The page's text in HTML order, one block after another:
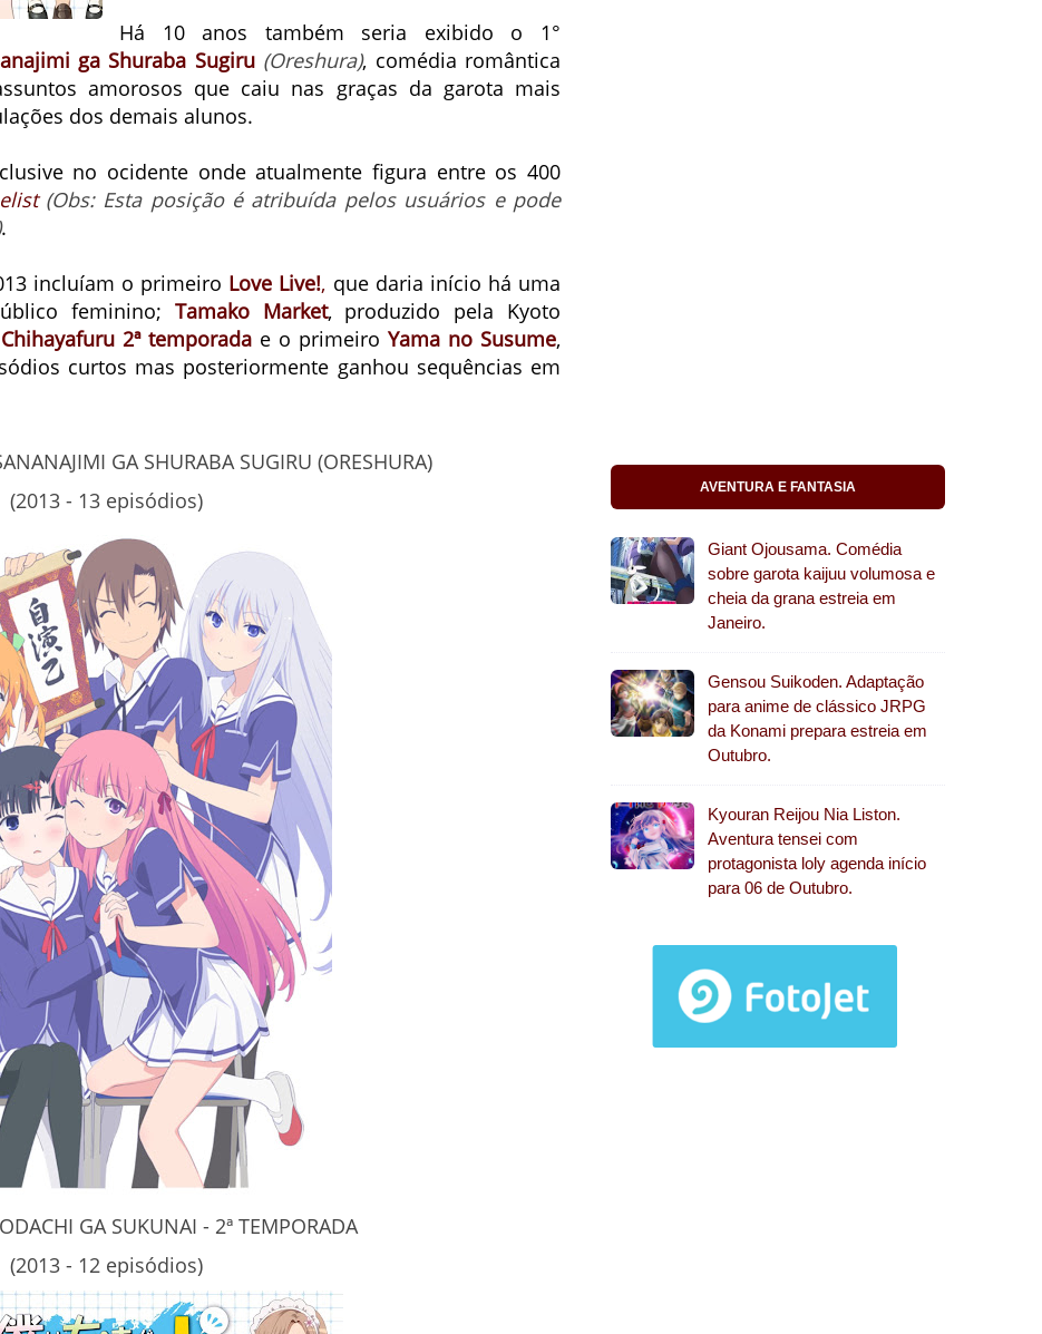
Há 10 anos também seria exibido o 1°
ga Shuraba Sugiru (Oreshura), comédia romântica
amorosos que caiu nas graças da garota mais
dos demais alunos.
no ocidente onde atualmente figura entre os 400
(Obs: Esta posição é atribuída pelos usuários e pode
.
incluíam o primeiro Love Live!, que daria início há uma
feminino; Tamako Market, produzido pela Kyoto
Chihayafuru 2ª temporada e o primeiro Yama no Susume,
curtos mas posteriormente ganhou sequências em
GA SHURABA SUGIRU (ORESHURA)
(2013 - 13 episódios)
GA SUKUNAI - 2ª TEMPORADA
(2013 - 12 episódios)
AVENTURA E FANTASIA
Giant Ojousama. Comédia
sobre garota kaijuu volumosa e
cheia da grana estreia em
Janeiro.
Gensou Suikoden. Adaptação
para anime de clássico JRPG
da Konami prepara estreia em
Outubro.
Kyouran Reijou Nia Liston.
Aventura tensei com
protagonista loly agenda início
para 06 de Outubro.